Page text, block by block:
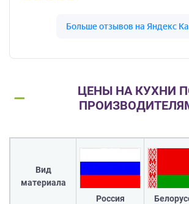
ЦЕНЫ НА КУХНИ
Вид
материала
Россия